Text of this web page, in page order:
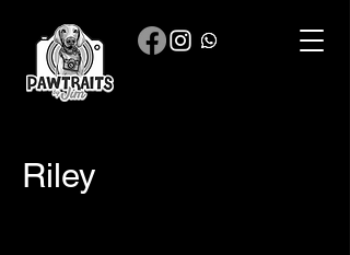
Riley